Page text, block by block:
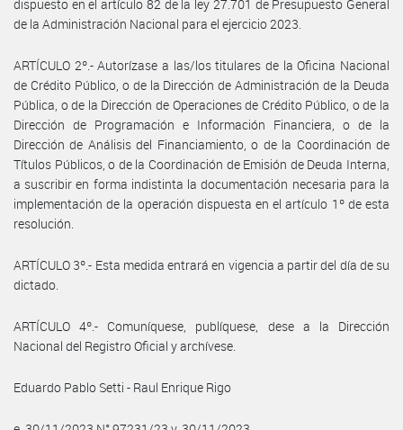
dispuesto en el artículo 82 de la ley 27.701 de Presupuesto General
de la Administración Nacional para el ejercicio 2023.
ARTÍCULO 2º.- Autorízase a las/los titulares de la Oficina Nacional
de Crédito Público, o de la Dirección de Administración de la Deuda
Pública, o de la Dirección de Operaciones de Crédito Público, o de la
Dirección de Programación e Información Financiera, o de la
Dirección de Análisis del Financiamiento, o de la Coordinación de
Títulos Públicos, o de la Coordinación de Emisión de Deuda Interna,
a suscribir en forma indistinta la documentación necesaria para la
implementación de la operación dispuesta en el artículo 1º de esta
resolución.
ARTÍCULO 3º.- Esta medida entrará en vigencia a partir del día de su
dictado.
ARTÍCULO 4º.- Comuníquese, publíquese, dese a la Dirección
Nacional del Registro Oficial y archívese.
Eduardo Pablo Setti - Raul Enrique Rigo